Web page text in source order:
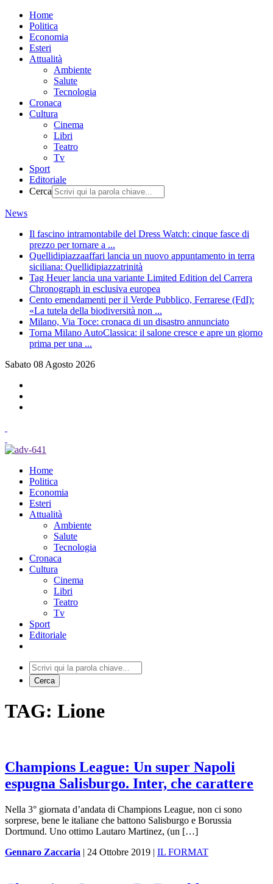
Home
Politica
Economia
Esteri
Attualità
Ambiente
Salute
Tecnologia
Cronaca
Cultura
Cinema
Libri
Teatro
Tv
Sport
Editoriale
Cerca
News
Il fascino intramontabile del Dress Watch: cinque fasce di
prezzo per tornare a ...
Quellidipiazzaaffari lancia un nuovo appuntamento in terra
siciliana: Quellidipiazzatrinità
Tag Heuer lancia una variante Limited Edition del Carrera
Chronograph in esclusiva europea
Cento emendamenti per il Verde Pubblico, Ferrarese (FdI):
«La tutela della biodiversità non ...
Milano, Via Toce: cronaca di un disastro annunciato
Torna Milano AutoClassica: il salone cresce e apre un giorno
prima per una ...
Sabato 08 Agosto 2026
Home
Politica
Economia
Esteri
Attualità
Ambiente
Salute
Tecnologia
Cronaca
Cultura
Cinema
Libri
Teatro
Tv
Sport
Editoriale
TAG: Lione
Champions League: Un super Napoli
espugna Salisburgo. Inter, che carattere
Nella 3° giornata d’andata di Champions League, non ci sono
sorprese, bene le italiane che battono Salisburgo e Borussia
Dortmund. Uno ottimo Lautaro Martinez, (un […]
Gennaro Zaccaria | 24 Ottobre 2019 | IL FORMAT